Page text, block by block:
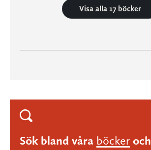
Visa alla 17 böcker
Sök bland våra böcker och